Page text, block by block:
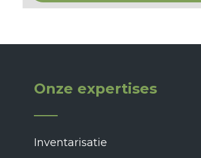
Onze expertises
Inventarisatie